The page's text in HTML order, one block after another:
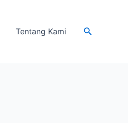
Tentang Kami Search